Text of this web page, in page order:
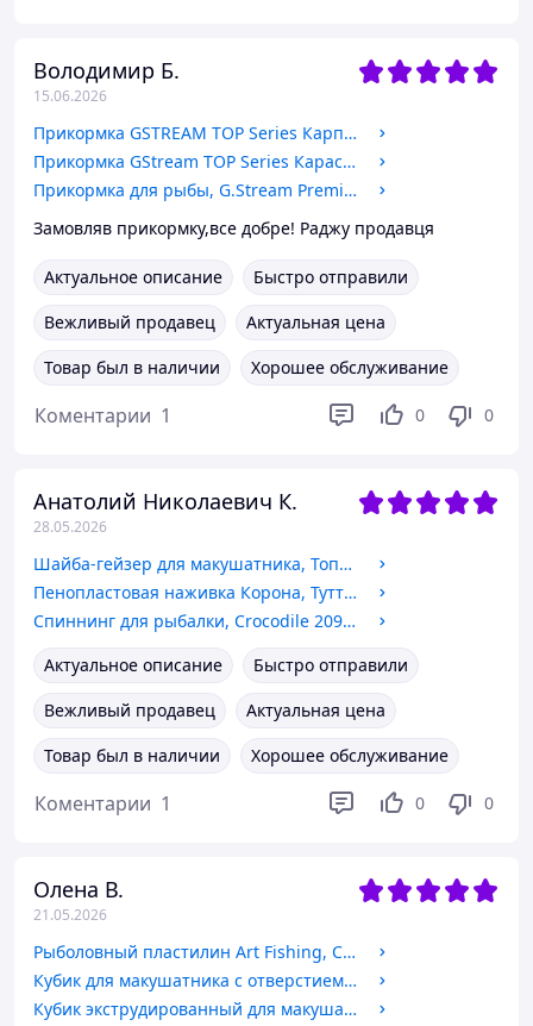
Володимир Б.
15.06.2026
Прикормка GSTREAM TOP Series Карп (криль), 1кг
Прикормка GStream TOP Series Карась (карамель), 1кг
Прикормка для рыбы, G.Stream Premium 1кг, вкус Лещ (Bream)
Замовляв прикормку,все добре! Раджу продавця
Актуальное описание
Быстро отправили
Вежливый продавец
Актуальная цена
Товар был в наличии
Хорошее обслуживание
Коментарии 1 0 0
Анатолий Николаевич К.
28.05.2026
Шайба-гейзер для макушатника, Топл.молоко-карамель, 50х30, 90г
Пенопластовая наживка Корона, Тутти-фрутти, micro, (2-4мм)
Спиннинг для рыбалки, Crocodile 2099, на резьбе, тест 100-250г, длина 3,0м
Актуальное описание
Быстро отправили
Вежливый продавец
Актуальная цена
Товар был в наличии
Хорошее обслуживание
Коментарии 1 0 0
Олена В.
21.05.2026
Рыболовный пластилин Art Fishing, Слива, 500гр
Кубик для макушатника с отверстием 45х45х20 мм, Клубника
Кубик экструдированный для макушатника с отверстием 45х45х20 мм, Чеснок